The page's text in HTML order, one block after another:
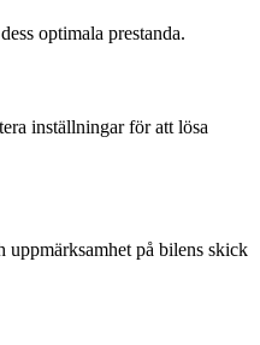
optimala prestanda.
inställningar för att lösa
uppmärksamhet på bilens skick